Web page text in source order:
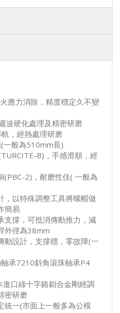
應力消除，精度穩定久不變
波硬化處理及精密研磨
，經熱處理研磨
一般為510mm長)
B)，手感滑順，經
(PBC-2)，耐磨性佳( 一般為
，以特殊調整工具將螺帽做
簡易
支撐，可抵消傳動推力，減
外徑為38mm
動設計，支撐穩，零故障(一
承7210斜角滾珠軸承P4
口綠十字鉻鉬合金剛經調
密研磨
統一(市面上一般多為公模